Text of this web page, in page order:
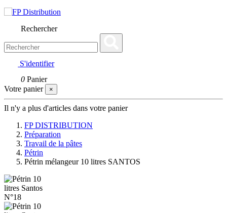
Rechercher
S'identifier
0 Panier
Votre panier
×
Il n'y a plus d'articles dans votre panier
FP DISTRIBUTION
Préparation
Travail de la pâtes
Pétrin
Pétrin mélangeur 10 litres SANTOS